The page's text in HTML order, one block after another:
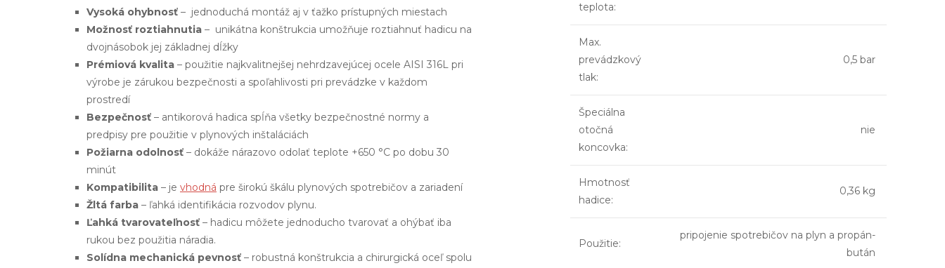
Vysoká ohybnosť – jednoduchá montáž aj v ťažko prístupných miestach
Možnosť roztiahnutia – unikátna konštrukcia umožňuje roztiahnuť hadicu na
dvojnásobok jej základnej dĺžky
Prémiová kvalita – použitie najkvalitnejšej nehrdzavejúcej ocele AISI 316L pri
výrobe je zárukou bezpečnosti a spoľahlivosti pri prevádzke v každom
prostredí
Bezpečnosť – antikorová hadica spĺňa všetky bezpečnostné normy a
predpisy pre použitie v plynových inštaláciách
Požiarna odolnosť – dokáže nárazovo odolať teplote +650 °C po dobu 30
minút
Kompatibilita – je vhodná pre širokú škálu plynových spotrebičov a zariadení
Žltá farba – ľahká identifikácia rozvodov plynu.
Ľahká tvarovateľnosť – hadicu môžete jednoducho tvarovať a ohýbať iba
rukou bez použitia náradia.
Solídna mechanická pevnosť – robustná konštrukcia a chirurgická oceľ spolu
teplota:
Max.
prevádzkový
tlak:
0,5 bar
Špeciálna
otočná
koncovka:
nie
Hmotnosť
hadice:
0,36 kg
Použitie:
pripojenie spotrebičov na plyn a propán-
bután